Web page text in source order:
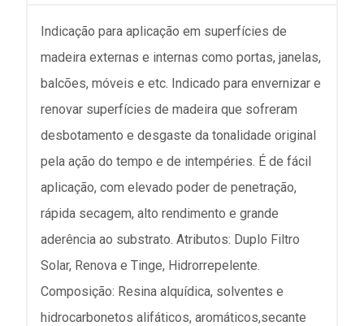
Indicação para aplicação em superfícies de
madeira externas e internas como portas, janelas,
balcões, móveis e etc. Indicado para envernizar e
renovar superfícies de madeira que sofreram
desbotamento e desgaste da tonalidade original
pela ação do tempo e de intempéries. É de fácil
aplicação, com elevado poder de penetração,
rápida secagem, alto rendimento e grande
aderência ao substrato. Atributos: Duplo Filtro
Solar, Renova e Tinge, Hidrorrepelente.
Composição: Resina alquídica, solventes e
hidrocarbonetos alifáticos, aromáticos,secante